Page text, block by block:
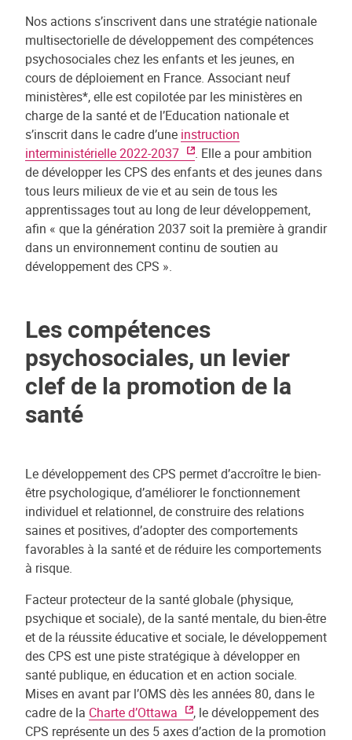
Nos actions s’inscrivent dans une stratégie nationale
multisectorielle de développement des compétences
psychosociales chez les enfants et les jeunes, en
cours de déploiement en France. Associant neuf
ministères*, elle est copilotée par les ministères en
charge de la santé et de l’Education nationale et
s’inscrit dans le cadre d’une instruction
interministérielle 2022-2037
. Elle a pour ambition
de développer les CPS des enfants et des jeunes dans
tous leurs milieux de vie et au sein de tous les
apprentissages tout au long de leur développement,
afin « que la génération 2037 soit la première à grandir
dans un environnement continu de soutien au
développement des CPS ».
Les compétences
psychosociales, un levier
clef de la promotion de la
santé
Le développement des CPS permet d’accroître le bien-
être psychologique, d’améliorer le fonctionnement
individuel et relationnel, de construire des relations
saines et positives, d’adopter des comportements
favorables à la santé et de réduire les comportements
à risque.
Facteur protecteur de la santé globale (physique,
psychique et sociale), de la santé mentale, du bien-être
et de la réussite éducative et sociale, le développement
des CPS est une piste stratégique à développer en
santé publique, en éducation et en action sociale.
Mises en avant par l’OMS dès les années 80, dans le
cadre de la Charte d’Ottawa
, le développement des
CPS représente un des 5 axes d’action de la promotion